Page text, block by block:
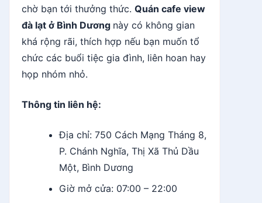
chờ bạn tới thưởng thức. Quán cafe view
đà lạt ở Bình Dương này có không gian
khá rộng rãi, thích hợp nếu bạn muốn tổ
chức các buổi tiệc gia đình, liên hoan hay
họp nhóm nhỏ.
Thông tin liên hệ:
Địa chỉ: 750 Cách Mạng Tháng 8,
P. Chánh Nghĩa, Thị Xã Thủ Dầu
Một, Bình Dương
Giờ mở cửa: 07:00 – 22:00